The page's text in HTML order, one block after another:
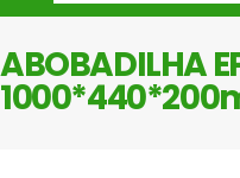
ABOBADILHA